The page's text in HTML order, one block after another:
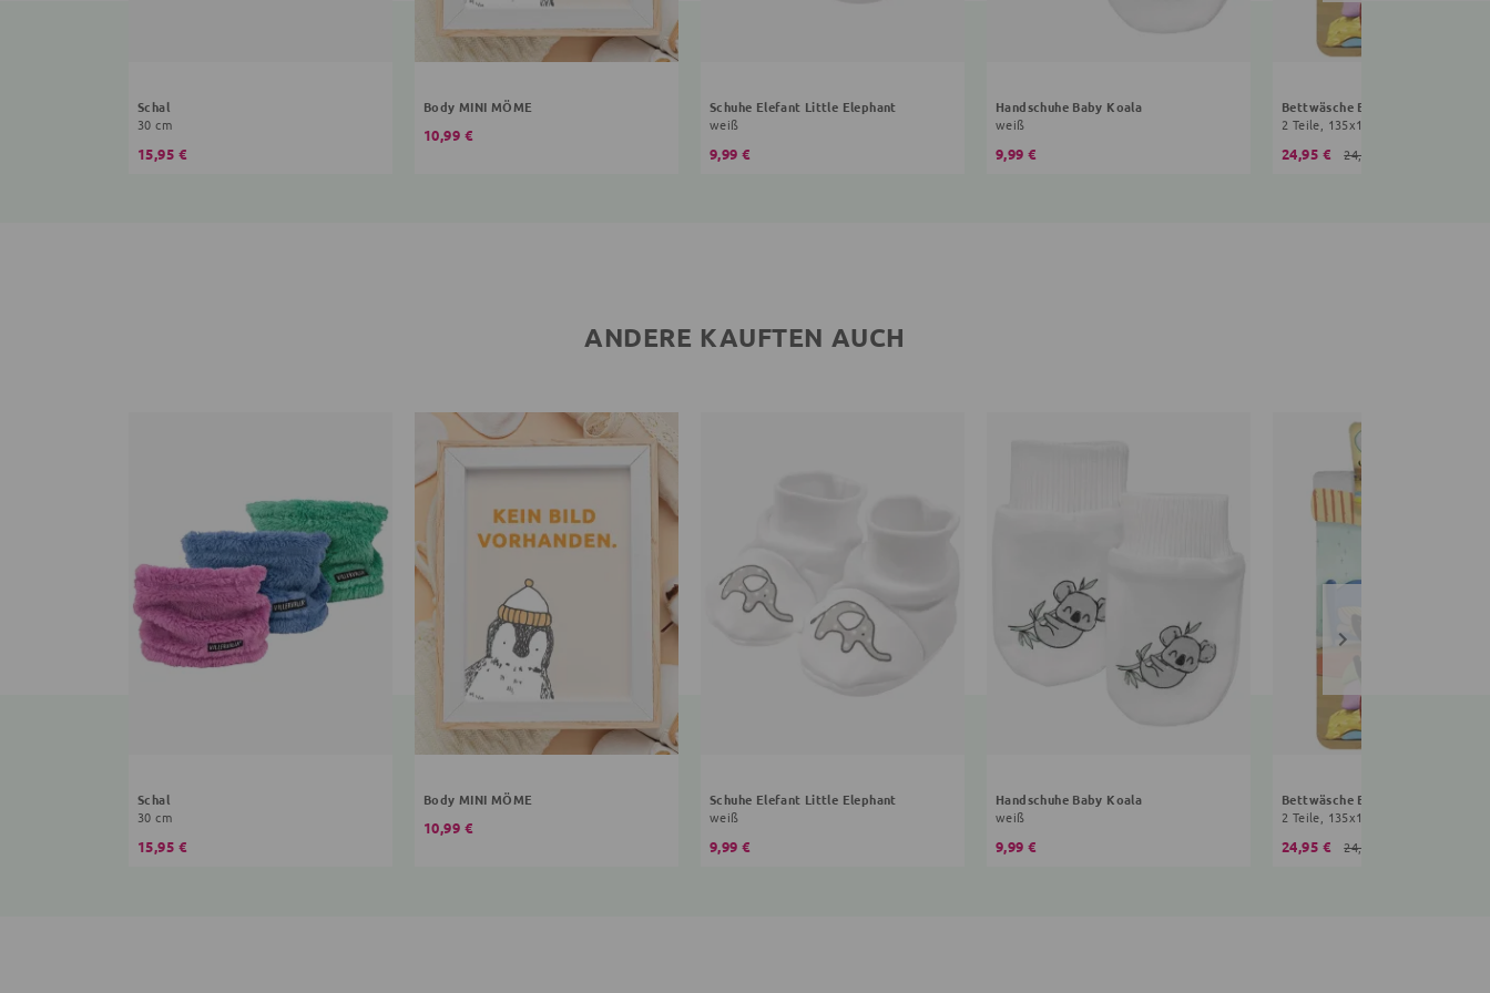
Schal
30 cm
15,95 €
Body MINI MÖME
10,99 €
Schuhe Elefant Little Elephant
weiß
9,99 €
Handschuhe Baby Koala
weiß
9,99 €
Bettwäsche Bing
24,95 € 24,99 €
ANDERE KAUFTEN AUCH
Schal
30 cm
15,95 €
Body MINI MÖME
10,99 €
Schuhe Elefant Little Elephant
weiß
9,99 €
Handschuhe Baby Koala
weiß
9,99 €
Bettwäsche Bing
24,95 € 24,99 €